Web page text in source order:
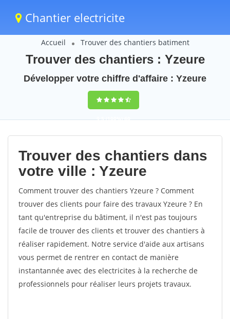
Chantier electricite
Accueil Trouver des chantiers batiment
Trouver des chantiers : Yzeure
Développer votre chiffre d'affaire : Yzeure
9,5(100%)60
votes
Trouver des chantiers dans
votre ville : Yzeure
Comment trouver des chantiers Yzeure ? Comment
trouver des clients pour faire des travaux Yzeure ? En
tant qu'entreprise du bâtiment, il n'est pas toujours
facile de trouver des clients et trouver des chantiers à
réaliser rapidement. Notre service d'aide aux artisans
vous permet de rentrer en contact de manière
instantannée avec des electricites à la recherche de
professionnels pour réaliser leurs projets travaux.